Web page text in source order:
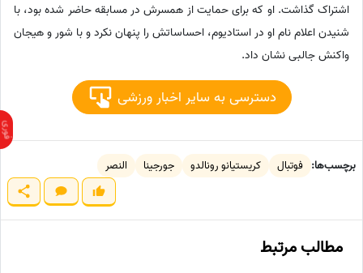
اشتراک گذاشت. او که برای حمایت از همسرش در مسابقه حاضر شده بود، با
شنیدن اعلام نام او در استادیوم، احساساتش را پنهان نکرد و با شور و هیجان
واکنش جالبی نشان داد.
دسترسی به سایر اخبار ورزشی
برچسب‌ها: فوتبال کریستیانو رونالدو جورجینا النصر
مطالب مرتبط